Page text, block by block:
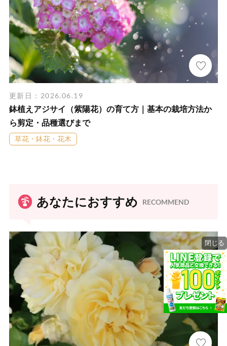
更新日：2026.06.19
鉢植えアジサイ（紫陽花）の育て方｜基本の栽培方法か
ら剪定・品種選びまで
草花・鉢花・花木
あなたにおすすめ RECOMMEND
閉じる